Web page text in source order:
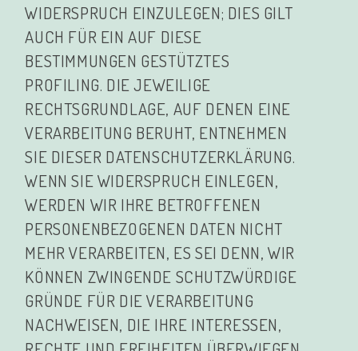
WIDERSPRUCH EINZULEGEN; DIES GILT
AUCH FÜR EIN AUF DIESE
BESTIMMUNGEN GESTÜTZTES
PROFILING. DIE JEWEILIGE
RECHTSGRUNDLAGE, AUF DENEN EINE
VERARBEITUNG BERUHT, ENTNEHMEN
SIE DIESER DATENSCHUTZERKLÄRUNG.
WENN SIE WIDERSPRUCH EINLEGEN,
WERDEN WIR IHRE BETROFFENEN
PERSONENBEZOGENEN DATEN NICHT
MEHR VERARBEITEN, ES SEI DENN, WIR
KÖNNEN ZWINGENDE SCHUTZWÜRDIGE
GRÜNDE FÜR DIE VERARBEITUNG
NACHWEISEN, DIE IHRE INTERESSEN,